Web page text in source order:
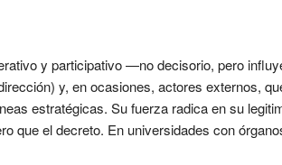
y participativo —no decisorio, pero
y, en ocasiones, actores externos,
estratégicas. Su fuerza radica en su
que el decreto. En universidades con